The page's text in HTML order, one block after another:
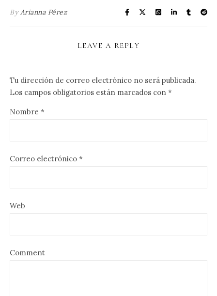
ByArianna Pérez
LEAVE A REPLY
Tu dirección de correo electrónico no será publicada.
Los campos obligatorios están marcados con *
Nombre *
Correo electrónico *
Web
Comment